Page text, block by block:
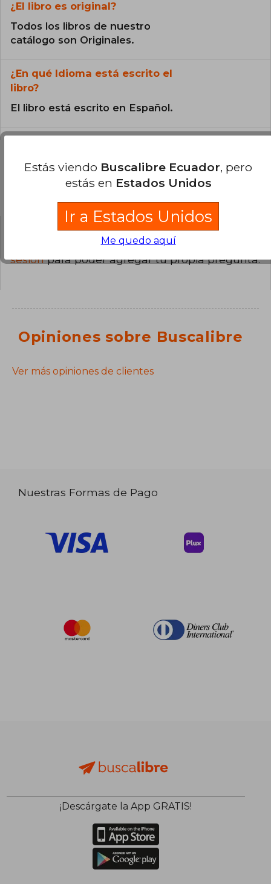
¿El libro es original?
Todos los libros de nuestro
catálogo son Originales.
¿En qué Idioma está escrito el
libro?
El libro está escrito en Español.
Preguntas y respuestas sobre el libro
¿Tienes una pregunta sobre el libro?
sesiónpara poder agregar tu propia pregunta.
Opiniones sobre Buscalibre
Ver más opiniones de clientes
Nuestras Formas de Pago
¡Descárgate la App GRATIS!
Estás viendo Buscalibre Ecuador, pero
estás en Estados Unidos
Ir a Estados Unidos
Me quedo aquí